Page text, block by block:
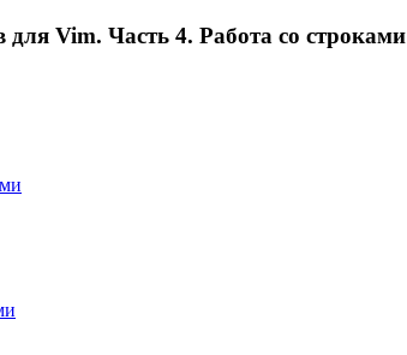
Vim. Часть 4. Работа со строками